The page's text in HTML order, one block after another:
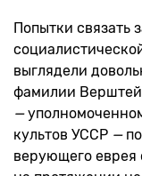
Попытки связать
выглядели
фамилии
—
культов УССР —по
верующего еврея